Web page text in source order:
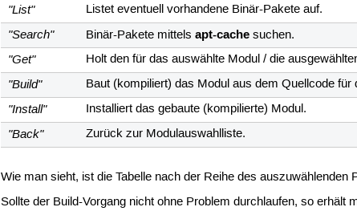
"List"
Listet eventuell vorhandene Binär-Pakete auf.
"Search" Binär-Pakete mittelsapt-cache suchen.
"Get" Holt den für das auswählte Modul / die
"Build" Baut (kompiliert) das Modul aus dem Quellcode für
"Install" Installiert das gebaute (kompilierte) Modul.
"Back" Zurück zur Modulauswahlliste.
Wie man sieht, ist die Tabelle nach der Reihe des auszuwählenden
Sollte der Build-Vorgang nicht ohne Problem durchlaufen, so